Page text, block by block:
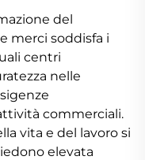
del
merci soddisfa i
centri
nelle
commerciali.
vita e del lavoro si
elevata